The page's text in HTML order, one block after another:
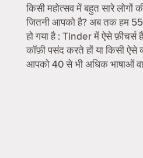
किसी महोत्सव में बहुत सारे लोगों
जितनी आपको है? अब तक हम
हो गया है : Tinder में ऐसे
कॉफ़ी पसंद करते हों या किसी ऐसे
आपको 40 से भी अधिक भाषाओं